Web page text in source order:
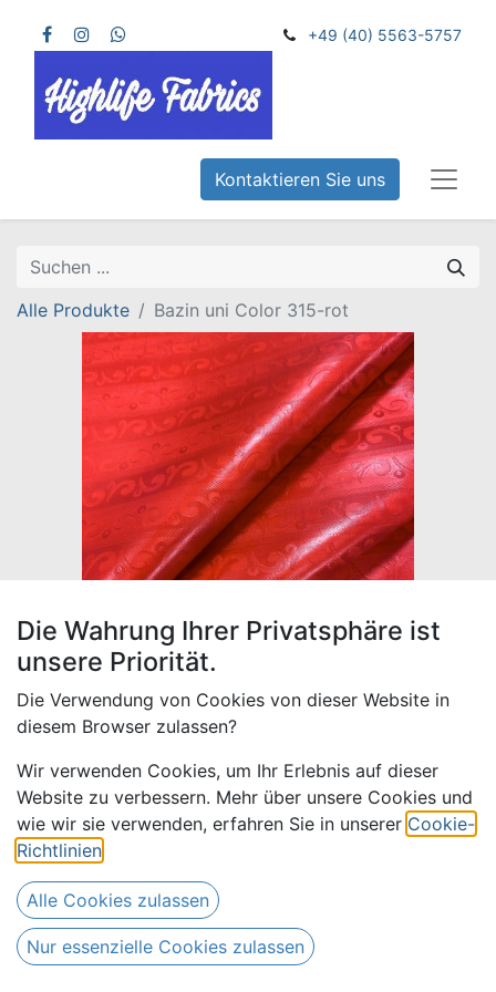
+49 (40) 5563-5757
Kontaktieren Sie uns
Alle Produkte Bazin uni Color 315-rot
Bazin uni Color 315-rot
17,00€
17,00€Meter)
Die Wahrung Ihrer Privatsphäre ist
unsere Priorität.
Die Verwendung von Cookies von dieser Website in
diesem Browser zulassen?
Wir verwenden Cookies, um Ihr Erlebnis auf dieser
Website zu verbessern. Mehr über unsere Cookies und
wie wir sie verwenden, erfahren Sie in unserer Cookie-
Richtlinien
Alle Cookies zulassen
Nur essenzielle Cookies zulassen